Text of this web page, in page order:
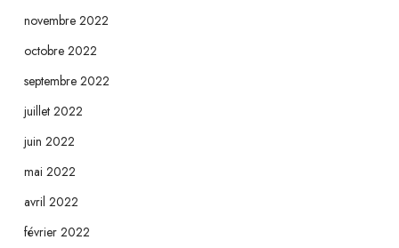
novembre 2022
octobre 2022
septembre 2022
juillet 2022
juin 2022
mai 2022
avril 2022
février 2022